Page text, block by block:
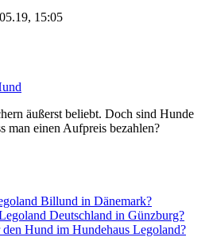
15:05
äußerst beliebt. Doch sind Hunde
man einen Aufpreis bezahlen?
Billund in Dänemark?
Deutschland in Günzburg?
Hund im Hundehaus Legoland?